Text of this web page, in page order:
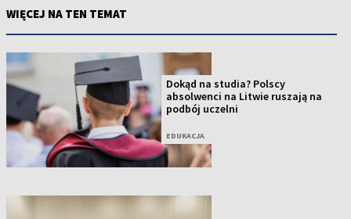
WIĘCEJ NA TEN TEMAT
Dokąd na studia? Polscy
absolwenci na Litwie ruszają na
podbój uczelni
EDUKACJA